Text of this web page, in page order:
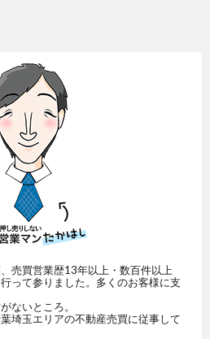
売買営業歴13年以上・数百件以上
って参りました。多くのお客様に支
ないところ。
埼玉エリアの不動産売買に従事して